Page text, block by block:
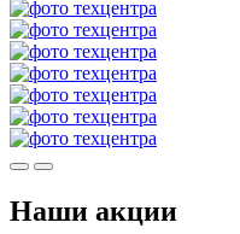
Наши акции